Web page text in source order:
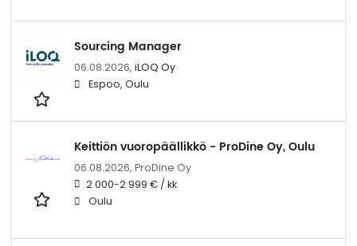
Sourcing Manager
06.08.2026, iLOQ Oy
Espoo, Oulu
Keittiön vuoropäällikkö - ProDine Oy, Oulu
06.08.2026, ProDine Oy
2 000-2 999 € / kk
Oulu